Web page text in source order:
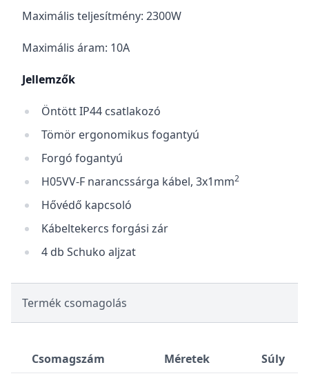
Maximális teljesítmény: 2300W
Maximális áram: 10A
Jellemzők
Öntött IP44 csatlakozó
Tömör ergonomikus fogantyú
Forgó fogantyú
H05VV-F narancssárga kábel, 3x1mm2
Hővédő kapcsoló
Kábeltekercs forgási zár
4 db Schuko aljzat
Termék csomagolás
Csomagszám Méretek Súly